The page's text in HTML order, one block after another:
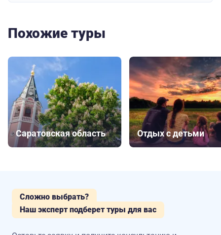
Похожие туры
Саратовская область Отдых с детьми
Сложно выбрать?
Наш эксперт подберет туры для вас